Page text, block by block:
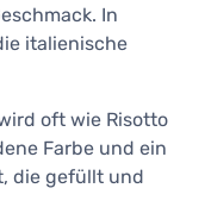
In
italienische
oft wie Risotto
Farbe und ein
die gefüllt und